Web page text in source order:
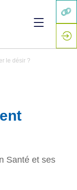
le désir ?
Santé et ses